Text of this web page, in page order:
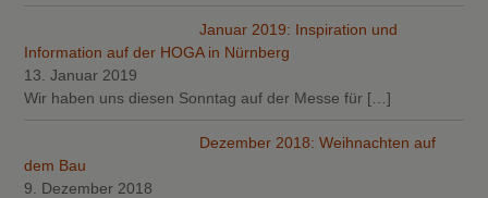
Januar 2019: Inspiration und
Information auf der HOGA in Nürnberg
13. Januar 2019
Wir haben uns diesen Sonntag auf der Messe für […]
Dezember 2018: Weihnachten auf
dem Bau
9. Dezember 2018